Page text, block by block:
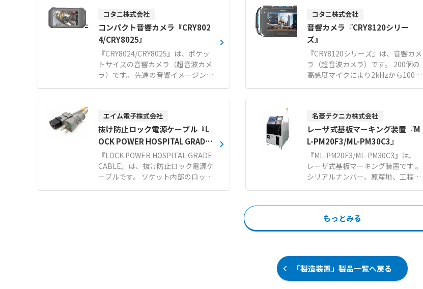
に分極させた不織布による強力な電
界が、周囲の浮遊粒子やカビ、ホコ
リをほぼ完全に吸着します。 微風吹
出し方式により、温度ムラの少ない
均一な室内環境を実現し、作業者の
体感温度低下や食材の表面乾燥を防
ぎます。 汚れたら新品に交換するだ
けの簡単メンテナンスで、衛生的か
つ経済的にクリーンな作業空間を維
持できます。 【特徴】 ●トレミク
ロンの電界によるカビやホコリなど
の優れた吸着性能 ●微風吹出しによ
る室内の温度ムラ解消と食材の表面
乾燥防止 ●汚れたら交換するだけの
ディスポーザブル仕様による高い衛
生面 【用途・事例】 ●食品工場や
寸法計測や外観検査の判定結果をPL
Cへ出力いたします。 プログラミン
グ経験がなくてもマウス操作で直感
的に使える100種類以上の計測ツー
ルを標準搭載しています。 撮像手
法、視野幅、解像度などの仕様を組
み合わせた豊富なラインナップによ
り、さまざまな現場のニーズに対応
いたします。 外部コントローラ不要
のシンプルな構成で、生産ラインに
おけるリアルタイムな3次元インラ
イン検査を実現いたします。 【特
徴】 ●撮影・寸法計測・判定結果出
力まで本体のみで完結するコントロ
ーラレス設計 ●マウス操作でプログ
ラミング不要の100種類以上の内蔵
る豊富なラインナップ 【用途・事
例】 ●ワークの3次元形状スキャン
および各種寸法計測・外観検査 ●製
結果のPLC出力による検査工程の自
動化
コタニ株式会社
コンパクト音響カメラ『CRY802
4/CRY8025』
『CRY8024/CRY8025』は、ポケッ
トサイズの音響カメラ（超音波カメ
ラ）です。 先進の音響イメージング
技術により、目に見えない音を可視
化します。 64チャンネルのマイク
源の位置特定を行います。 圧縮空気
の漏れや部分放電などの異常を迅速
に特定し、安全な運用を確保できま
す。 自動周波数範囲選択を備えたイ
ンターフェースにより、スマートフ
ォンのように簡単に操作可能です。
IP54保護と1.5mの落下試験をクリ
アした頑丈な設計で、厳しい産業環
コタニ株式会社
音響カメラ『CRY8120シリー
ズ』
『CRY8120シリーズ』は、音響カメ
ラ（超音波カメラ）です。 200個の
高感度マイクにより2kHzから100k
Hzまでの広帯域で超高解像度な音
響イメージングを実現します。 遠方
箇所をリアルタイムで可視化し、ト
ラブルによるダウンタイムを防止し
ます。 音響画像と熱画像を同時に同
期表示する機能を備え、多角的なア
プローチで検出精度を向上させま
す。 刷新されたユーザーフレンドリ
ーなインターフェースにより、漏れ
箇所の特定や部分放電のタイプ識別
をスムーズに行えます。 データの無
線送信に対応し、解析や報告書作成
などの後処理も容易です。 【特徴】
ージング ●検出精度を高める音響画
像と熱画像のリアルタイム同期表示
機能 ●直感的な操作画面とワイヤレ
エイム電子株式会社
抜け防止ロック電源ケーブル『L
OCK POWER HOSPITAL GRADE
CABLE』
『LOCK POWER HOSPITAL GRADE
CABLE』は、抜け防止ロック電源ケ
ーブルです。 ソケット内部のロック
機構だけで固定するため、接続する
名菱テクニカ株式会社
レーザ式基板マーキング装置『M
L-PM20F3/ML-PM30C3』
『ML-PM20F3/ML-PM30C3』は、
レーザ式基板マーキング装置です 。
シリアルナンバー、原産地、工程管
理用の二次元コードや文字をレーザ
ます 。 スタンプ方式に比べ印字品
質が安定し、かすれやつぶれのない
マーキングが可能です 。 ファイバ
字ができます 。 高精度な位置決め
により、限られたスペースへの印字
が可能となり、基板設計の自由度が
もっとみる
「製造装置」製品一覧へ戻る